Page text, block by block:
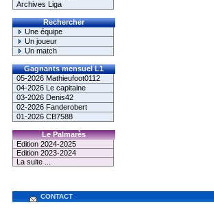
Archives Liga
Rechercher
Une équipe
Un joueur
Un match
Gagnants mensuel L1
05-2026 Mathieufoot0112
04-2026 Le capitaine
03-2026 Denis42
02-2026 Fanderobert
01-2026 CB7588
Le Palmarès
Edition 2024-2025
Edition 2023-2024
La suite ...
CONTACT